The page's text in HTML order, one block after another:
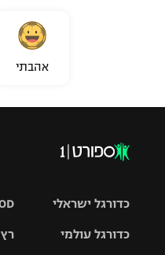
אהבתי
כדורגל ישראלי
כדורגל עולמי